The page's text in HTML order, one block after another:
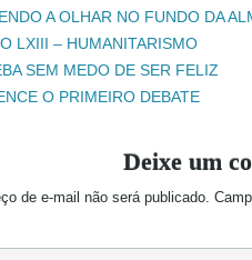
A OLHAR NO FUNDO DA
LXIII – HUMANITARISMO
SEM MEDO DE SER FELIZ
O PRIMEIRO DEBATE
Deixe um
de e-mail não será publicado.